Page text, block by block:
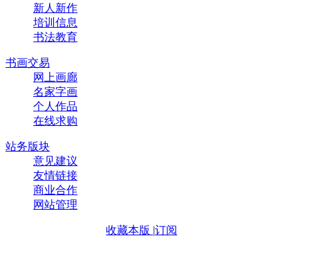
新人新作
培训信息
书法教育
书画交易
网上画廊
名家字画
个人作品
在线求购
站务版块
意见建议
友情链接
商业合作
网站管理
收藏本版 |订阅